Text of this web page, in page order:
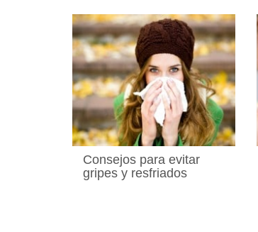
Consejos para evitar
gripes y resfriados